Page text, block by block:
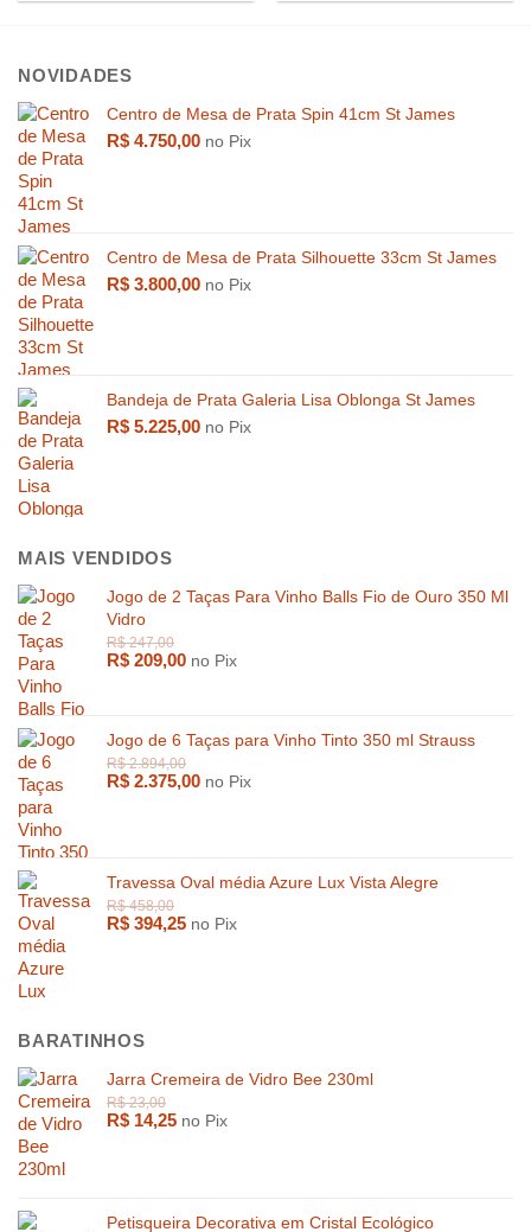
NOVIDADES
Centro de Mesa de Prata Spin 41cm St James
R$ 4.750,00 no Pix
Centro de Mesa de Prata Silhouette 33cm St James
R$ 3.800,00 no Pix
Bandeja de Prata Galeria Lisa Oblonga St James
R$ 5.225,00 no Pix
MAIS VENDIDOS
Jogo de 2 Taças Para Vinho Balls Fio de Ouro 350 Ml
Vidro
R$ 209,00 no Pix
Jogo de 6 Taças para Vinho Tinto 350 ml Strauss
R$ 2.375,00 no Pix
Travessa Oval média Azure Lux Vista Alegre
R$ 394,25 no Pix
BARATINHOS
Jarra Cremeira de Vidro Bee 230ml
R$ 14,25 no Pix
Petisqueira Decorativa em Cristal Ecológico